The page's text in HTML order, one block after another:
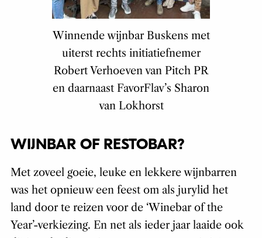
Winnende wijnbar Buskens met
uiterst rechts initiatiefnemer
Robert Verhoeven van Pitch PR
en daarnaast FavorFlav’s Sharon
van Lokhorst
WIJNBAR OF RESTOBAR?
Met zoveel goeie, leuke en lekkere wijnbarren
was het opnieuw een feest om als jurylid het
land door te reizen voor de ‘Winebar of the
Year’-verkiezing. En net als ieder jaar laaide ook